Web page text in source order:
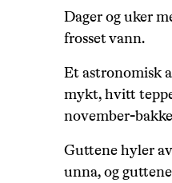
Dager og uker
frosset vann.
Et astronomisk
mykt, hvitt
november-
Guttene hyler
unna, og